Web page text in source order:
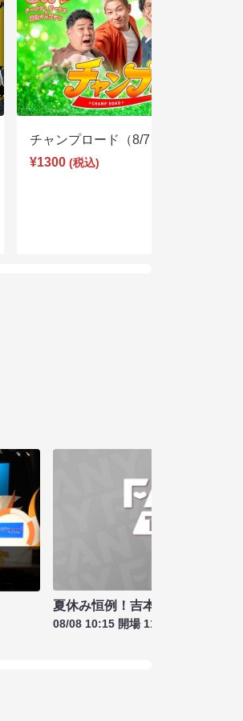
チャンプロード（8/7 19:30）
¥1300 (税込)
夏休み恒例！吉本新喜劇＆バラ
08/08 10:15 開場 11:00 開演